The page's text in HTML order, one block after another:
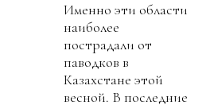
Именно эти области
наиболее
пострадали от
паводков в
Казахстане этой
весной. В последние